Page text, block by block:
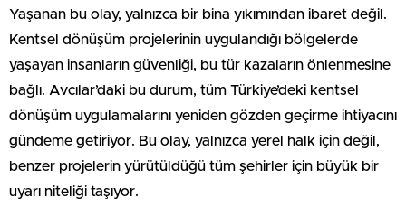
Yaşanan bu olay, yalnızca bir bina yıkımından ibaret değil.
Kentsel dönüşüm projelerinin uygulandığı bölgelerde
yaşayan insanların güvenliği, bu tür kazaların önlenmesine
bağlı. Avcılar’daki bu durum, tüm Türkiye’deki kentsel
dönüşüm uygulamalarını yeniden gözden geçirme ihtiyacını
gündeme getiriyor. Bu olay, yalnızca yerel halk için değil,
benzer projelerin yürütüldüğü tüm şehirler için büyük bir
uyarı niteliği taşıyor.